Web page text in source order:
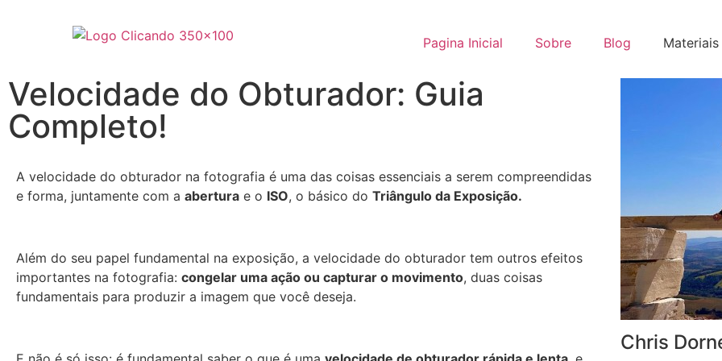
Pagina Inicial Sobre Blog Materiais
Velocidade do Obturador: Guia
Completo!
A velocidade do obturador na fotografia é uma das coisas essenciais a serem compreendidas
e forma, juntamente com a abertura e o ISO, o básico do Triângulo da Exposição.
Além do seu papel fundamental na exposição, a velocidade do obturador tem outros efeitos
importantes na fotografia: congelar uma ação ou capturar o movimento, duas coisas
fundamentais para produzir a imagem que você deseja.
Chris